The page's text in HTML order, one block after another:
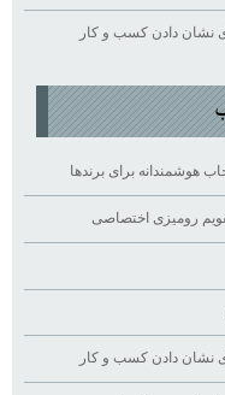
نشان دادن کسب ‌و کار
نشان دادن کسب ‌و کار